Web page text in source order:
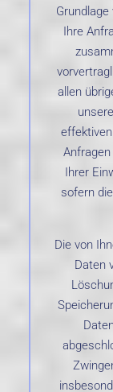
Ihre
allen
Ihrer
sofern
Die von
Daten